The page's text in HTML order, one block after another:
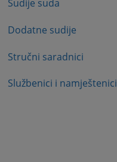
Sudije suda
Dodatne sudije
Stručni saradnici
Službenici i namještenici